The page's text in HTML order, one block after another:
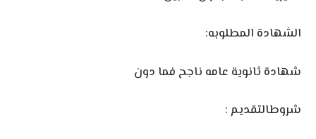
الشهادة المطلوبه:
شهادة ثانوية عامه ناجح فما دون
شروطالتقديم :